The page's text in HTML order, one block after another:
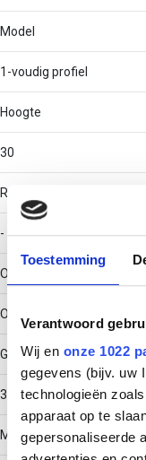
Toestemming
Verantwoord
Wij en onze 1022
gegevens (bijv. uw
technologieën
apparaat op te
gepersonaliseerde
Model
1-voudig profiel
Hoogte
30
RAL-nummer
-
Oppervlaktebescherming
Overig
Gewicht
3.11915
Materiaaldikte